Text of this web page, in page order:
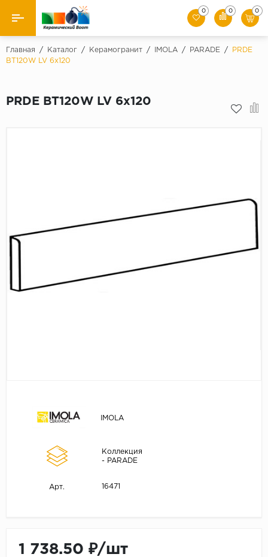
Назад
Керамическая плитка
0 0 0
Главная / Каталог / Керамогранит / IMOLA / PARADE /
PRDE
BT120W LV 6x120
PRDE BT120W LV 6x120
IMOLA
Коллекция
- PARADE
Арт. 16471
1 738.50 ₽/шт